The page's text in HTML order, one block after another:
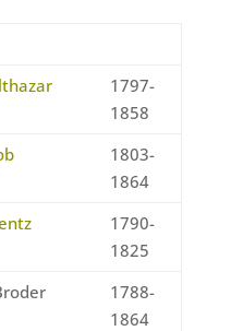
1797-
1858
1803-
1864
1790-
1825
1788-
1864